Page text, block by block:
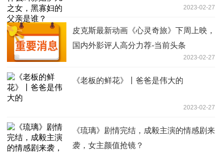
2023-02-27
皮克斯最新动画《心灵奇旅》下周上映，
国内外影评人高分力荐-当前头条
2023-02-27
《老板的鲜花》丨爸爸是伟大的
2023-02-27
《琉璃》剧情完结，成毅主演的情感剧来
袭，女主颜值抢镜？